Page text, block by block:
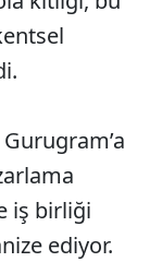
iş birliği
ediyor.